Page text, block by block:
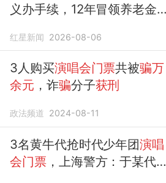
义办手续，12年冒领养老金
红星新闻 2026-08-06
3人购买演唱会门票共被骗万
余元 ，诈骗分子获刑
政法频道 2024-08-11
3名黄牛代抢时代少年团演唱
会门票 ，上海警方：于某代抢